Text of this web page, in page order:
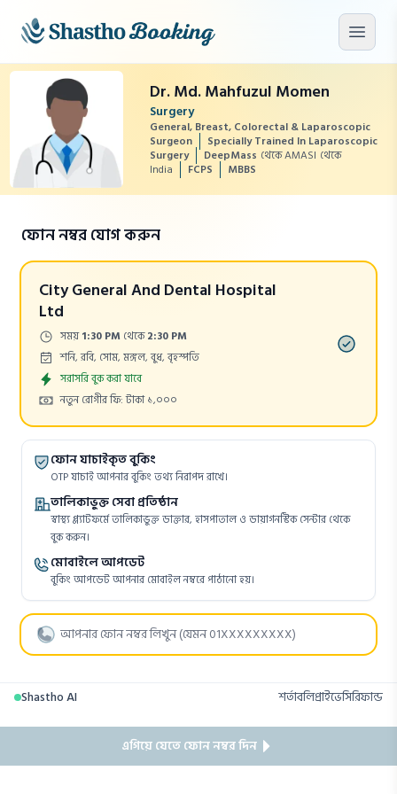
মেনু
Dr. Md. Mahfuzul Momen
Surgery
General, Breast, Colorectal & Laparoscopic
Surgeon
Specially Trained In Laparoscopic
Surgery
DeepMass থেকে AMASI থেকে
India
FCPS MBBS
ফোন নম্বর যোগ করুন
City General And Dental Hospital
Ltd
Time:সময়1:30 PM থেকে2:30 PM
Days:শনি, রবি, সোম, মঙ্গল, বুধ, বৃহস্পতি
Appointment
সরাসরি বুক করা যাবে
Cost:নতুন রোগীর ফি: টাকা ১,০০০
ফোন যাচাইকৃত বুকিং
OTP যাচাই আপনার বুকিং তথ্য নিরাপদ রাখে।
তালিকাভুক্ত সেবা প্রতিষ্ঠান
স্বাস্থ্য প্ল্যাটফর্মে তালিকাভুক্ত ডাক্তার, হাসপাতাল ও ডায়াগনস্টিক সেন্টার থেকে
বুক করুন।
মোবাইলে আপডেট
বুকিং আপডেট আপনার মোবাইল নম্বরে পাঠানো হয়।
এগিয়ে যেতে ফোন নম্বর দিন
Shastho AI শর্তাবলিপ্রাইভেসিরিফান্ড